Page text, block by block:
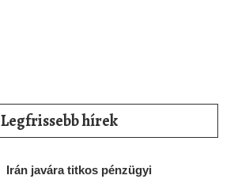
Legfrissebb hírek
Irán javára titkos pénzügyi